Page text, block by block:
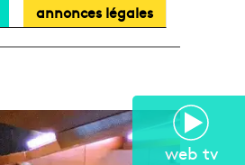
web tv
annonces légales